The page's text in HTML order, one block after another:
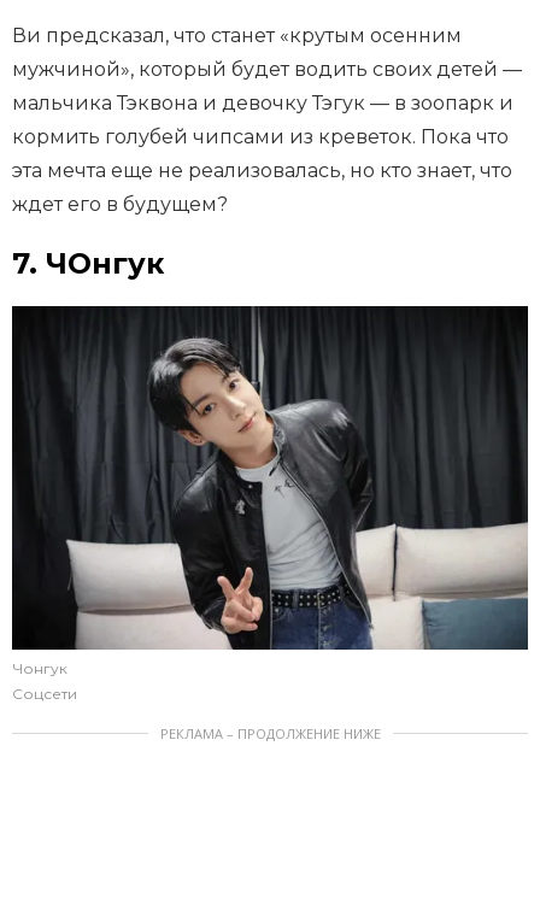
Ви предсказал, что станет «крутым осенним
мужчиной», который будет водить своих детей —
мальчика Тэквона и девочку Тэгук — в зоопарк и
кормить голубей чипсами из креветок. Пока что
эта мечта еще не реализовалась, но кто знает, что
ждет его в будущем?
7. ЧОнгук
Чонгук
Соцсети
РЕКЛАМА – ПРОДОЛЖЕНИЕ НИЖЕ